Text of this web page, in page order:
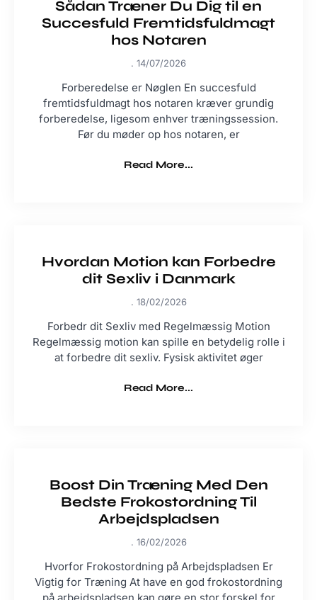
Sådan Træner Du Dig til en
Succesfuld Fremtidsfuldmagt
hos Notaren
14/07/2026
Forberedelse er Nøglen En succesfuld
fremtidsfuldmagt hos notaren kræver grundig
forberedelse, ligesom enhver træningssession.
Før du møder op hos notaren, er
Read More...
Hvordan Motion kan Forbedre
dit Sexliv i Danmark
18/02/2026
Forbedr dit Sexliv med Regelmæssig Motion
Regelmæssig motion kan spille en betydelig rolle i
at forbedre dit sexliv. Fysisk aktivitet øger
Read More...
Boost Din Træning Med Den
Bedste Frokostordning Til
Arbejdspladsen
16/02/2026
Hvorfor Frokostordning på Arbejdspladsen Er
Vigtig for Træning At have en god frokostordning